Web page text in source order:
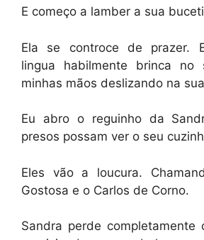
E começo a lamber a sua
Ela se controce de prazer.
lingua habilmente brinca no
minhas mãos deslizando na
Eu abro o reguinho da
presos possam ver o seu
Eles vão a loucura.
Gostosa e o Carlos de Corno.
Sandra perde completamente